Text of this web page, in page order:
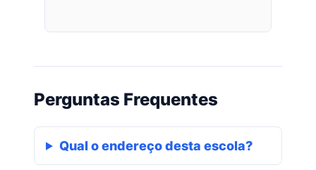
Perguntas Frequentes
Qual o endereço desta escola?